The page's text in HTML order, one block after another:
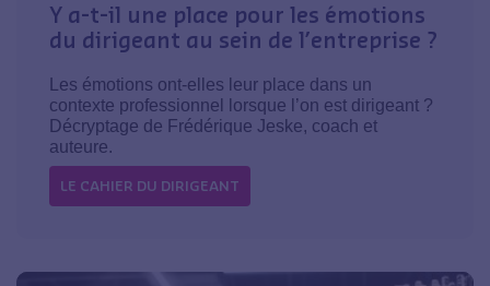
Y a-t-il une place pour les émotions
du dirigeant au sein de l’entreprise ?
Les émotions ont-elles leur place dans un
contexte professionnel lorsque l’on est dirigeant ?
Décryptage de Frédérique Jeske, coach et
auteure.
LE CAHIER DU DIRIGEANT